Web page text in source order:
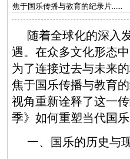
焦于国乐传播与教育的纪录片......
随着全球化的深入
遇。在众多文化形态
为了连接过去与未来
焦于国乐传播与教育
视角重新诠释了这一
季》如何重塑当代国
一、国乐的历史与